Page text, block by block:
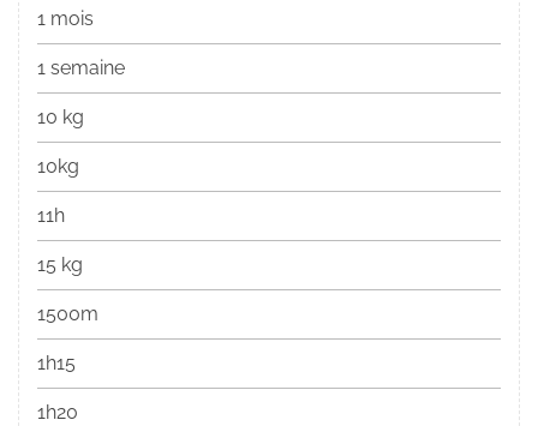
1 mois
1 semaine
10 kg
10kg
11h
15 kg
1500m
1h15
1h20